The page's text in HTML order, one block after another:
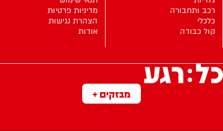
מבזקים +
רכב ותחבורה
כלכלי
קול כבודה
מדיניות פרטיות
הצהרת נגישות
אודות